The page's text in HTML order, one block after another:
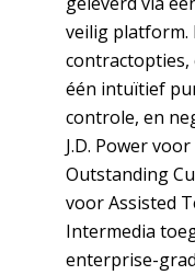
veilig platform.
contractopties,
één intuïtief
controle, en
J.D. Power
Outstanding
voor Assisted
Intermedia
enterprise-